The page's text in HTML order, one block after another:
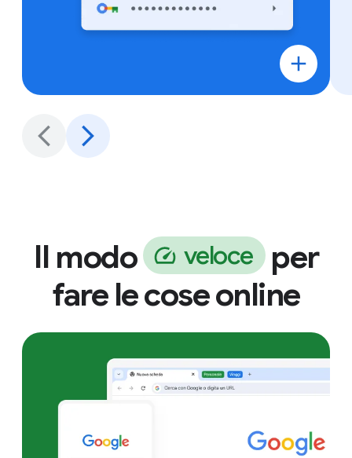
Il modo veloce per
fare le cose online